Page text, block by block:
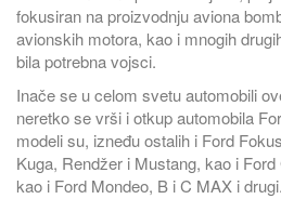
fokusiran na proizvodnju aviona
avionskih motora, kao i mnogih
bila potrebna vojsci.
Inače se u celom svetu automobili
neretko se vrši i otkup automobila
modeli su, izneđu ostalih i Ford
Kuga, Rendžer i Mustang, kao i
kao i Ford Mondeo, B i C MAX i drugi.